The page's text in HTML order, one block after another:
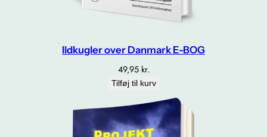
Ildkugler over Danmark E-BOG
49,95 kr.
Tilføj til kurv